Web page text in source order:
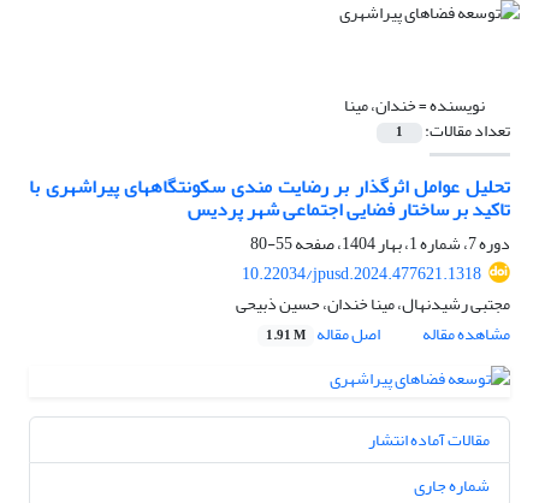
نویسنده =خندان، مینا
تعداد مقالات: 1
تحلیل عوامل اثرگذار بر رضایت مندی سکونتگاههای پیراشهری با
تاکید بر ساختار فضایی اجتماعی شهر پردیس
دوره 7، شماره 1، بهار 1404، صفحه
55-80
10.22034/jpusd.2024.477621.1318
مجتبی رشیدنهال، مینا خندان، حسین ذبیحی
مشاهده مقاله
اصل مقاله 1.91 M
مقالات آماده انتشار
شماره جاری